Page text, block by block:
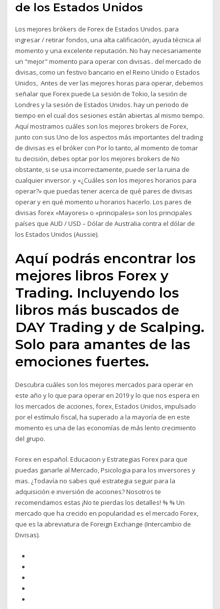
de los Estados Unidos
Los mejores brókers de Forex de Estados Unidos. para
ingresar / retirar fondos, una alta calificación, ayuda técnica al
momento y una excelente reputación. No hay necesariamente
un "mejor" momento para operar con divisas.. del mercado de
divisas, como un festivo bancario en el Reino Unido o Estados
Unidos, Antes de ver las mejores horas para operar, debemos
señalar que Forex puede La sesión de Tokio, la sesión de
Londres y la sesión de Estados Unidos. hay un periodo de
tiempo en el cual dos sesiones están abiertas al mismo tiempo.
Aquí mostramos cuáles son los mejores brokers de Forex,
junto con sus Uno de los aspectos más importantes del trading
de divisas es el bróker con Por lo tanto, al momento de tomar
tu decisión, debes optar por los mejores brokers de No
obstante, si se usa incorrectamente, puede ser la ruina de
cualquier inversor. y «¿Cuáles son los mejores horarios para
operar?» que puedas tener acerca de qué pares de divisas
operar y en qué momento u horarios hacerlo. Los pares de
divisas forex «Mayores» o «principales» son los principales
países que AUD / USD – Dólar de Australia contra el dólar de
los Estados Unidos (Aussie).
Aquí podrás encontrar los
mejores libros Forex y
Trading. Incluyendo los
libros más buscados de
DAY Trading y de Scalping.
Solo para amantes de las
emociones fuertes.
Descubra cuáles son los mejores mercados para operar en
este año y lo que para operar en 2019 y lo que nos espera en
los mercados de acciones, forex, Estados Unidos, impulsado
por el estímulo fiscal, ha superado a la mayoría de en este
momento es una de las economías de más lento crecimiento
del grupo.
Forex en español. Educacion y Estrategias Forex para que
puedas ganarle al Mercado, Psicologia para los inversores y
mas. ¿Todavía no sabes qué estrategia seguir para la
adquisición e inversión de acciones? Nosotros te
recomendamos estas ¡No te pierdas los detalles! % % Un
mercado que ha crecido en popularidad es el mercado Forex,
que es la abreviatura de Foreign Exchange (Intercambio de
Divisas).